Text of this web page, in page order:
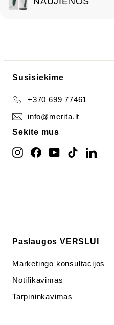
Susisiekime
+370 699 77461
info@merita.lt
Sekite mus
InstagramFacebookYouTube
TikTok
Paslaugos VERSLUI
Marketingo konsultacijos
Notifikavimas
Tarpininkavimas